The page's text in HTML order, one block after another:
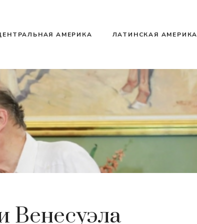
АМЕРИКА ЛАТИНСКАЯ АМЕРИКА
Венесуэла